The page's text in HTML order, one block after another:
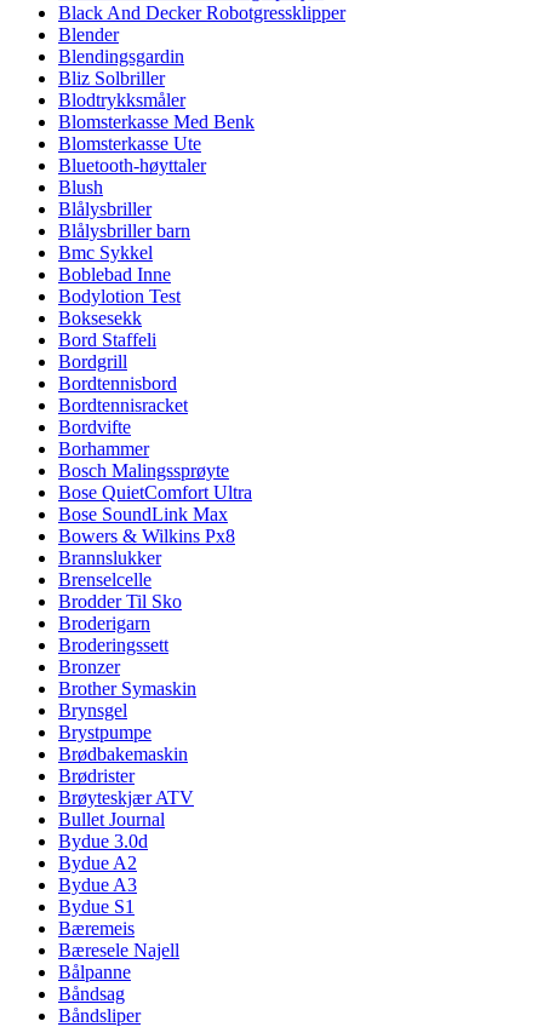
Black And Decker Robotgressklipper
Blender
Blendingsgardin
Bliz Solbriller
Blodtrykksmåler
Blomsterkasse Med Benk
Blomsterkasse Ute
Bluetooth-høyttaler
Blush
Blålysbriller
Blålysbriller barn
Bmc Sykkel
Boblebad Inne
Bodylotion Test
Boksesekk
Bord Staffeli
Bordgrill
Bordtennisbord
Bordtennisracket
Bordvifte
Borhammer
Bosch Malingssprøyte
Bose QuietComfort Ultra
Bose SoundLink Max
Bowers & Wilkins Px8
Brannslukker
Brenselcelle
Brodder Til Sko
Broderigarn
Broderingssett
Bronzer
Brother Symaskin
Brynsgel
Brystpumpe
Brødbakemaskin
Brødrister
Brøyteskjær ATV
Bullet Journal
Bydue 3.0d
Bydue A2
Bydue A3
Bydue S1
Bæremeis
Bæresele Najell
Bålpanne
Båndsag
Båndsliper